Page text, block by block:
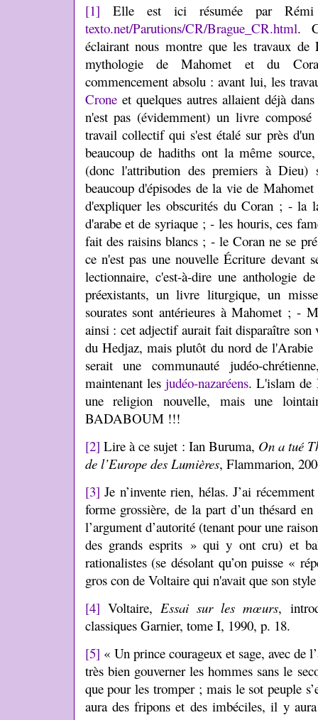
[1] Elle est ici résumée par
texto.net/Parutions/CR/Brague_CR.html.
éclairant nous montre que les travaux de
mythologie de Mahomet et du
commencement absolu : avant lui, les
Croneet quelques autres allaient déjà
n'est pas (évidemment) un livre
travail collectif qui s'est étalé sur près
beaucoup de hadiths ont la même
(donc l'attribution des premiers à
beaucoup d'épisodes de la vie de
d'expliquer les obscurités du Coran ; - la
d'arabe et de syriaque ; - les houris, ces
fait des raisins blancs ; - le Coran ne se
ce n'est pas une nouvelle Écriture devant
lectionnaire, c'est-à-dire une anthologie
préexistants, un livre liturgique, un
sourates sont antérieures à Mahomet ; -
ainsi : cet adjectif aurait fait disparaître
du Hedjaz, mais plutôt du nord de
serait une communauté judéo-
maintenant les judéo-nazaréens. L'islam de
une religion nouvelle, mais une
BADABOUM !!!
[2] Lire à ce sujet : Ian Buruma, On a tué
de l’Europe des Lumières, Flammarion,
[3] Je n’invente rien, hélas. J’ai
forme grossière, de la part d’un thésard
l’argument d’autorité (tenant pour une
des grands esprits » qui y ont cru) et
rationalistes (se désolant qu’on puisse «
gros con de Voltaire qui n'avait que son
[4] Voltaire, Essai sur les mœurs,
classiques Garnier, tome I, 1990, p. 18.
[5] « Un prince courageux et sage, avec de
très bien gouverner les hommes sans le
que pour les tromper ; mais le sot peuple
aura des fripons et des imbéciles, il y